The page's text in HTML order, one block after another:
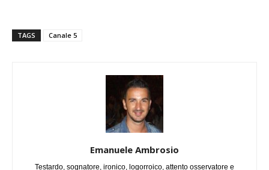
TAGS Canale 5
Emanuele Ambrosio
Testardo, sognatore, ironico, logorroico, attento osservatore e